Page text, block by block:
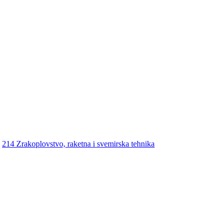
214 Zrakoplovstvo, raketna i svemirska tehnika